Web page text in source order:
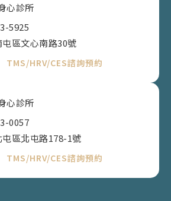
心診所
5925
區文心南路30號
TMS/HRV/CES諮詢預約
心診所
0057
屯區北屯路178-1號
TMS/HRV/CES諮詢預約